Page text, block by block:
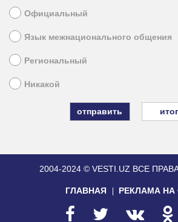
Официальный
Язык межнационального общения
Региональный
Никакой
2004-2024 © VESTI.UZ ВСЕ
ГЛАВНАЯ РЕКЛАМА НА